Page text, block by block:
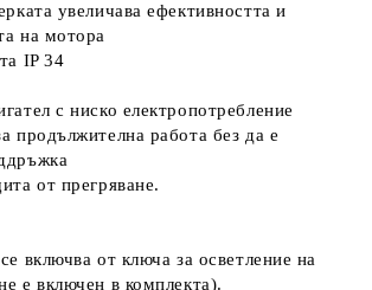
увеличава ефективността и
на мотора
IP 34
с ниско електропотребление
продължителна работа без да е
от прегряване.
включва от ключа за осветление на
е включен в комплекта).